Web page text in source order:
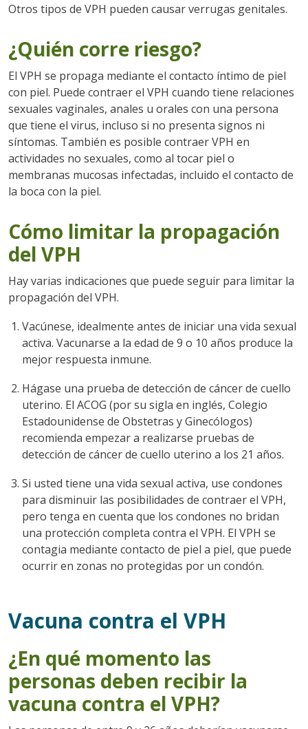
Otros tipos de VPH pueden causar verrugas genitales.
¿Quién corre riesgo?
El VPH se propaga mediante el contacto íntimo de piel
con piel. Puede contraer el VPH cuando tiene relaciones
sexuales vaginales, anales u orales con una persona
que tiene el virus, incluso si no presenta signos ni
síntomas. También es posible contraer VPH en
actividades no sexuales, como al tocar piel o
membranas mucosas infectadas, incluido el contacto de
la boca con la piel.
Cómo limitar la propagación
del VPH
Hay varias indicaciones que puede seguir para limitar la
propagación del VPH.
Vacúnese, idealmente antes de iniciar una vida sexual
activa. Vacunarse a la edad de 9 o 10 años produce la
mejor respuesta inmune.
Hágase una prueba de detección de cáncer de cuello
uterino. El ACOG (por su sigla en inglés, Colegio
Estadounidense de Obstetras y Ginecólogos)
recomienda empezar a realizarse pruebas de
detección de cáncer de cuello uterino a los 21 años.
Si usted tiene una vida sexual activa, use condones
para disminuir las posibilidades de contraer el VPH,
pero tenga en cuenta que los condones no bridan
una protección completa contra el VPH. El VPH se
contagia mediante contacto de piel a piel, que puede
ocurrir en zonas no protegidas por un condón.
Vacuna contra el VPH
¿En qué momento las
personas deben recibir la
vacuna contra el VPH?